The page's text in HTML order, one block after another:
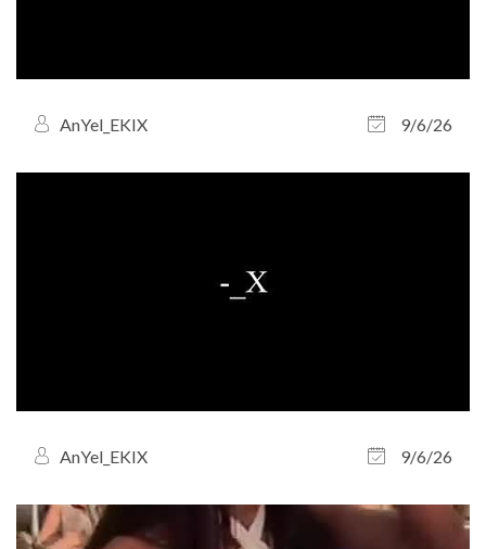
AnYel_EKIX 9/6/26
AnYel_EKIX 9/6/26